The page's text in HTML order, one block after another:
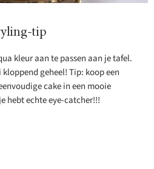
tip
kleur aan te passen aan je tafel.
geheel! Tip: koop een
cake in een mooie
hebt echte eye-catcher!!!